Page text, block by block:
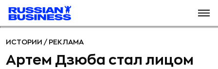
ИСТОРИИ / РЕКЛАМА
Артем Дзюба стал лицом